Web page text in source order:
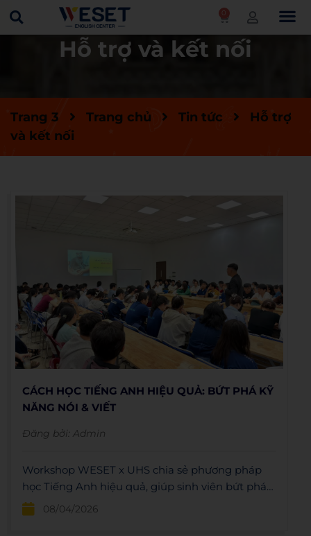
0
Hỗ trợ và kết nối
Trang 3 Trang chủ Tin tức
Hỗ trợ
và kết nối
CÁCH HỌC TIẾNG ANH HIỆU QUẢ: BỨT PHÁ KỸ
NĂNG NÓI & VIẾT
Đăng bởi: Admin
Workshop WESET x UHS chia sẻ phương pháp
học Tiếng Anh hiệu quả, giúp sinh viên bứt phá
kỹ năng Nói và Viết.
08/04/2026